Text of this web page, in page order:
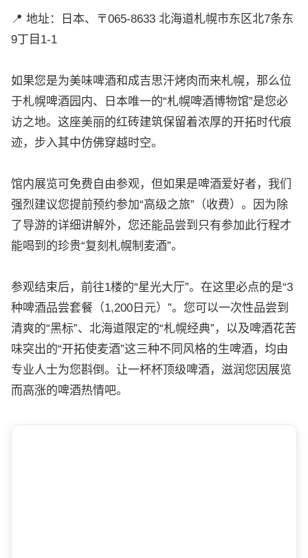
📍 地址：日本、〒065-8633 北海道札幌市东区北7条东
9丁目1-1
如果您是为美味啤酒和成吉思汗烤肉而来札幌，那么位
于札幌啤酒园内、日本唯一的“札幌啤酒博物馆”是您必
访之地。这座美丽的红砖建筑保留着浓厚的开拓时代痕
迹，步入其中仿佛穿越时空。
馆内展览可免费自由参观，但如果是啤酒爱好者，我们
强烈建议您提前预约参加“高级之旅”（收费）。因为除
了导游的详细讲解外，您还能品尝到只有参加此行程才
能喝到的珍贵“复刻札幌制麦酒”。
参观结束后，前往1楼的“星光大厅”。在这里必点的是“3
种啤酒品尝套餐（1,200日元）”。您可以一次性品尝到
清爽的“黑标”、北海道限定的“札幌经典”，以及啤酒花苦
味突出的“开拓使麦酒”这三种不同风格的生啤酒，均由
专业人士为您斟倒。让一杯杯顶级啤酒，滋润您因展览
而高涨的啤酒热情吧。